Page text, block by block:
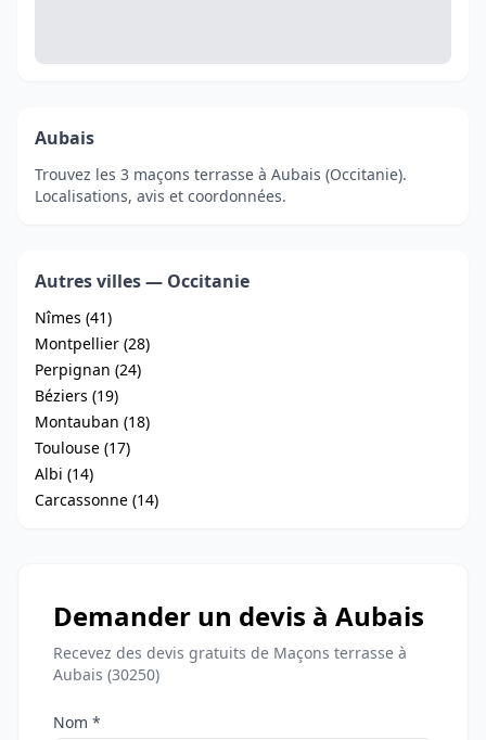
Aubais
Trouvez les 3 maçons terrasse à Aubais (Occitanie).
Localisations, avis et coordonnées.
Autres villes — Occitanie
Nîmes (41)
Montpellier (28)
Perpignan (24)
Béziers (19)
Montauban (18)
Toulouse (17)
Albi (14)
Carcassonne (14)
Demander un devis à Aubais
Recevez des devis gratuits de Maçons terrasse à
Aubais (30250)
Nom *